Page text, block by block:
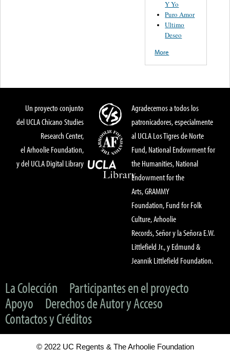
Y Yo
Puro Amor
Ultimo
Deseo
More
Un proyecto conjunto
del UCLA Chicano Studies
Research Center,
el Arhoolie Foundation,
y del UCLA Digital Library
Agradecemos a todos los
patronicadores, especialmente
al UCLA Los Tigres de Norte
Fund, National Endowment for
the Humanities, National
Endowment for the
Arts, GRAMMY
Foundation, Fund for Folk
Culture, Arhoolie
Records, Señor y la Señora E.W.
Littlefield Jr., y Edmund &
Jeannik Littlefield Foundation.
La Colección
Participantes en el proyecto
Apoyo
Derechos de Autor y Acceso
Contactos y Créditos
© 2022 UC Regents & The Arhoolie Foundation